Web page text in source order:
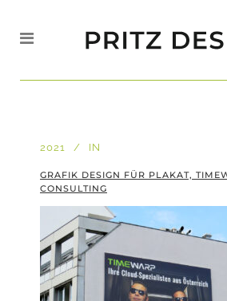
2021 IN
GRAFIK DESIGN FÜR PLAKAT,
CONSULTING